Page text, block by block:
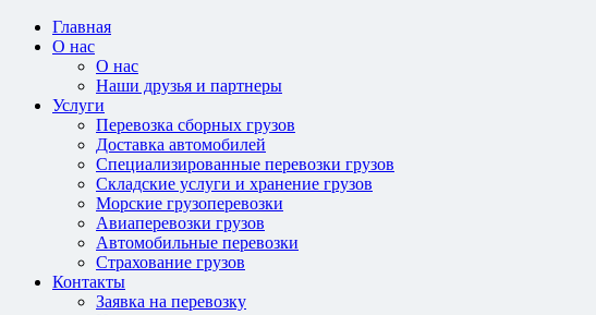
Главная
О нас
О нас
Наши друзья и партнеры
Услуги
Перевозка сборных грузов
Доставка автомобилей
Специализированные перевозки грузов
Складские услуги и хранение грузов
Морские грузоперевозки
Авиаперевозки грузов
Автомобильные перевозки
Страхование грузов
Контакты
Заявка на перевозку